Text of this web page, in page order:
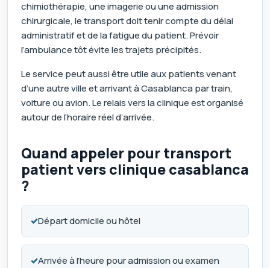
chimiothérapie, une imagerie ou une admission
chirurgicale, le transport doit tenir compte du délai
administratif et de la fatigue du patient. Prévoir
l’ambulance tôt évite les trajets précipités.
Le service peut aussi être utile aux patients venant
d’une autre ville et arrivant à Casablanca par train,
voiture ou avion. Le relais vers la clinique est organisé
autour de l’horaire réel d’arrivée.
Quand appeler pour transport
patient vers clinique casablanca
?
✓Départ domicile ou hôtel
✓Arrivée à l’heure pour admission ou examen